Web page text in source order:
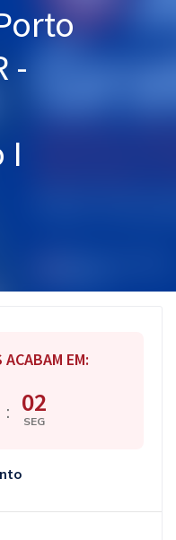
-
I
ACABAM EM:
: 01
SEG